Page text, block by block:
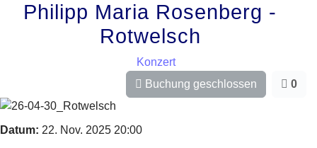
Philipp Maria Rosenberg -
Rotwelsch
Konzert
Buchung geschlossen
0
Datum: 22. Nov. 2025 20:00